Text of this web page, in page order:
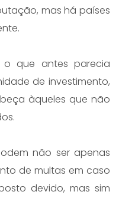
mas há países
o que antes parecia
de investimento,
àqueles que não
não ser apenas
de multas em caso
devido, mas sim